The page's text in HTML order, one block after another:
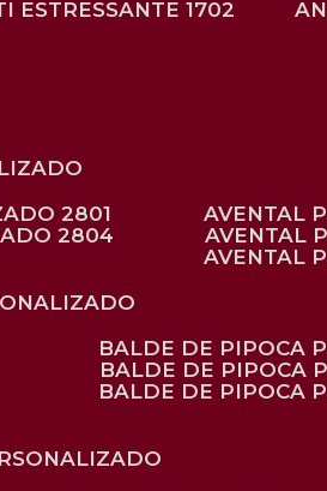
ESTRESSANTE 1702
2801
AVENTAL
2804
AVENTAL
AVENTAL
BALDE DE PIPOCA
BALDE DE PIPOCA
BALDE DE PIPOCA